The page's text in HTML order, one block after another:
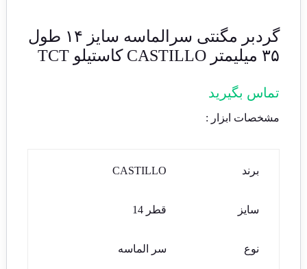
گردبر مگنتی سرالماسه سایز ۱۴ طول
۳۵ میلیمتر CASTILLO کاستیلو TCT
تماس بگیرید
مشخصات ابزار :
برند CASTILLO
سایز قطر 14
نوع سر الماسه